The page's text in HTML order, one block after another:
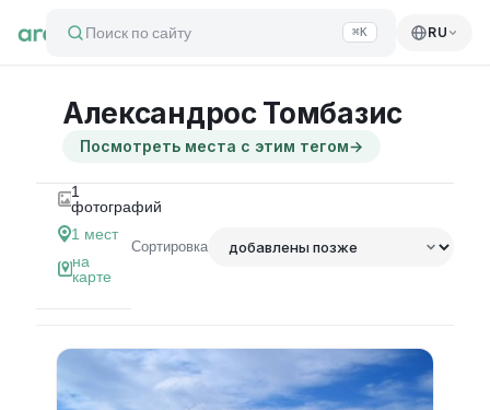
Поиск по сайту ⌘K RU
Александрос Томбазис
Посмотреть места с этим тегом→
1
фотографий
1 мест
на
карте
Сортировка